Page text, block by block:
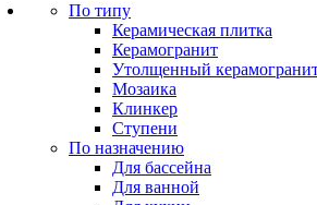
По типу
Керамическая плитка
Керамогранит
Утолщенный
Мозаика
Клинкер
Ступени
По назначению
Для бассейна
Для ванной